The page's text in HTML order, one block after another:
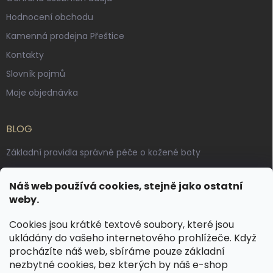
Náš web používá cookies, stejně jako ostatní
weby.
Cookies jsou krátké textové soubory, které jsou
ukládány do vašeho internetového prohlížeče. Když
procházíte náš web, sbíráme pouze základní
nezbytné cookies, bez kterých by náš e-shop
Hodnocení obchodu
Kamenná prodejna Přeštice
Kontakty
Slovník pojmů
Moje objednávka
BLOG
Základní pravidla správné péče o kožené boty
Výroba českých kožených opasků: vůně pravé kůže, dotek
řemesla
KONTAKT
dotazy@spongr.cz